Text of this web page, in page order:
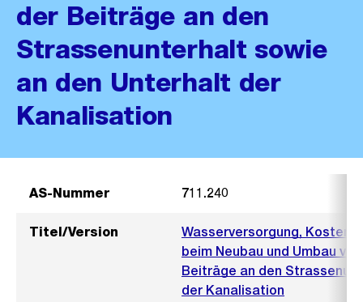
der Beiträge an den
Strassenunterhalt sowie
an den Unterhalt der
Kanalisation
AS-Nummer 711.240
Titel/Version
Wasserversorgung,
beim Neubau und Umbau
Beiträge an den
der Kanalisation